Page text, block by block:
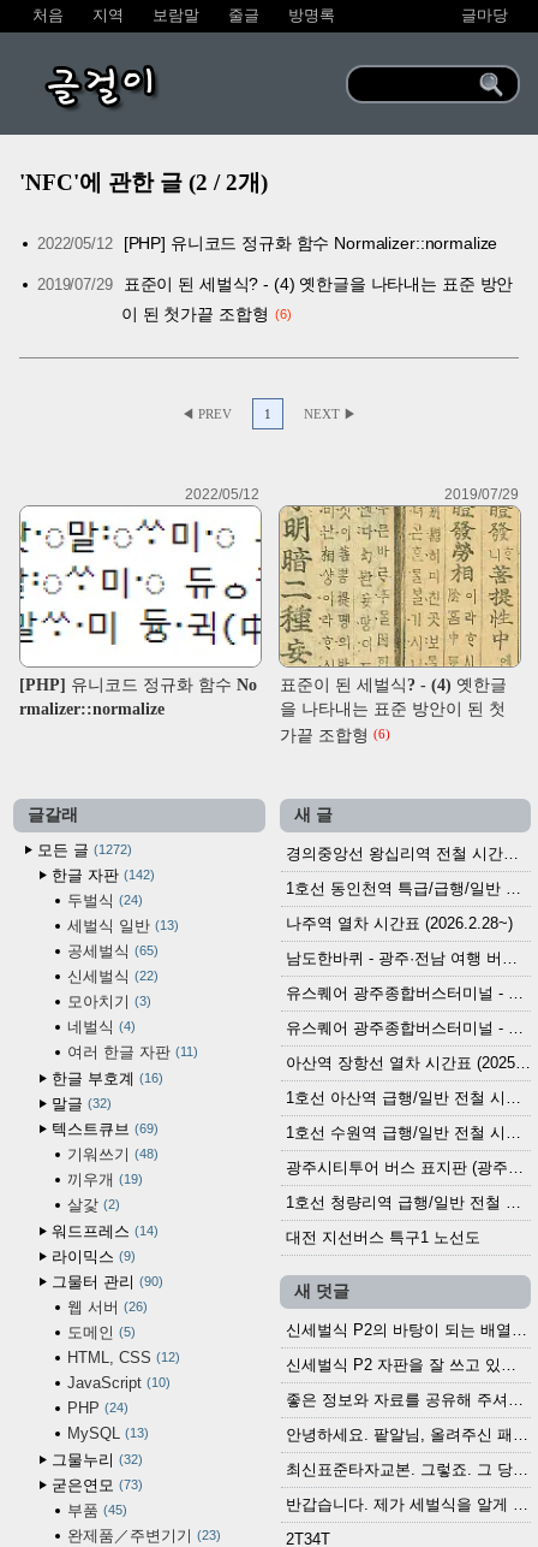
처음 지역 보람말 줄글 방명록 글마당
글걸이
'NFC'에 관한 글 (2 / 2개)
2022/05/12 [PHP] 유니코드 정규화 함수 Normalizer::normalize
2019/07/29
표준이 된 세벌식? - (4) 옛한글을 나타내는 표준 방안
이 된 첫가끝 조합형
6
◀ PREV 1 NEXT ▶
2022/05/12
[PHP] 유니코드 정규화 함수 No
rmalizer::normalize
2019/07/29
표준이 된 세벌식? - (4) 옛한글
을 나타내는 표준 방안이 된 첫
가끝 조합형 (6)
글갈래
모든 글
1272
한글 자판 142
두벌식 24
세벌식 일반 13
공세벌식 65
신세벌식 22
모아치기 3
네벌식 4
여러 한글 자판 11
한글 부호계 16
말글 32
텍스트큐브 69
기워쓰기 48
끼우개 19
살갗 2
워드프레스 14
라이믹스 9
그물터 관리 90
웹 서버 26
도메인 5
HTML, CSS 12
JavaScript 10
PHP 24
MySQL 13
그물누리 32
굳은연모 73
부품 45
완제품／주변기기 23
새 글
경의중앙선 왕십리역 전철 시간표 (2026.4.20~)
1호선 동인천역 특급/급행/일반 전철 시간표 (2026.2.28~)
나주역 열차 시간표 (2026.2.28~)
남도한바퀴 - 광주·전남 여행 버스 노선 (2026.3.1~5.31)
유스퀘어 광주종합버스터미널 - 곡성,순천／화순,보성,율포 방면 시외버스 시간표 (2026.1.31)
유스퀘어 광주종합버스터미널 - 담양, 순창, 남원, 무주, 장수, 거창, 대구 방면 시외버스 시간표 (2026...
아산역 장항선 열차 시간표 (2025.12.30 기준) (무궁화호, ITX-마음, 새마을호, 서해금빛열차)
1호선 아산역 급행/일반 전철 시간표 (2025.12.30~)
1호선 수원역 급행/일반 전철 시간표 (2025.12.30~)
광주시티투어 버스 표지판 (광주역 정류장) (2024?)
1호선 청량리역 급행/일반 전철 시간표 · 노선도 (2025.12.30~)
대전 지선버스 특구1 노선도
새 덧글
신세벌식 P2의 바탕이 되는 배열이나 주요 기능...
신세벌식 P2 자판을 잘 쓰고 있습니다. 쓰기 편리...
좋은 정보와 자료를 공유해 주셔서 고맙습니다....
안녕하세요. 팥알님, 올려주신 패치 여러모로 감사...
최신표준타자교본. 그렇죠. 그 당시에 최신 표준...
반갑습니다. 제가 세벌식을 알게 되어 세벌식 써...
2T34T